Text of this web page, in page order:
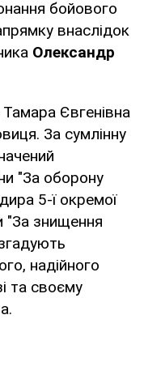
бойового
внаслідок
Олександр
Євгенівна
За сумлінну
"За оборону
5-ї окремої
"За знищення
надійного
та своєму